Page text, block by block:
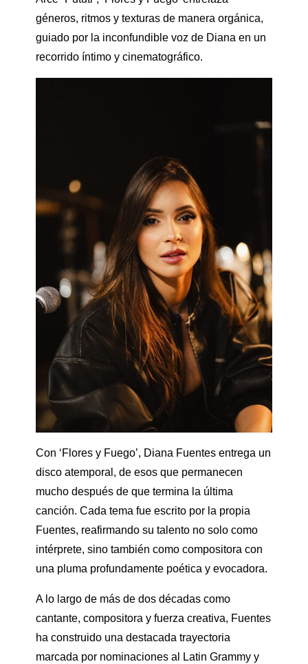
géneros, ritmos y texturas de manera orgánica,
guiado por la inconfundible voz de Diana en un
recorrido íntimo y cinematográfico.
Con ‘Flores y Fuego’, Diana Fuentes entrega un
disco atemporal, de esos que permanecen
mucho después de que termina la última
canción. Cada tema fue escrito por la propia
Fuentes, reafirmando su talento no solo como
intérprete, sino también como compositora con
una pluma profundamente poética y evocadora.
A lo largo de más de dos décadas como
cantante, compositora y fuerza creativa, Fuentes
ha construido una destacada trayectoria
marcada por nominaciones al Latin Grammy y